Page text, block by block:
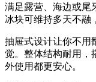
满足露营、海边或尾
冰块可维持多天不融
抽屉式设计让你不用
觉。整体结构耐用，
外使用都更安心。